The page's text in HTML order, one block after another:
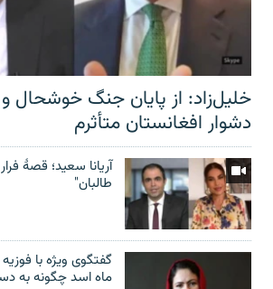
خلیل‌زاد: از پایان جنگ خوشحال
دشوار افغانستان متأثرم
آریانا سعید؛ قصۀ
طالبان"
ماه اسد چگونه به